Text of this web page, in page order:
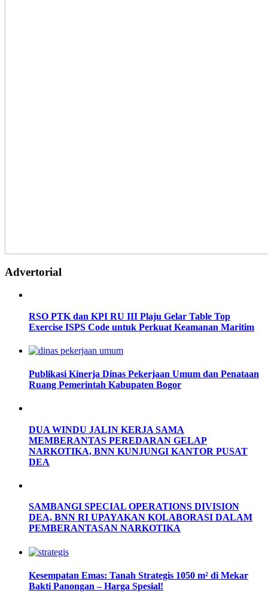
Advertorial
RSO PTK dan KPI RU III Plaju Gelar Table Top
Exercise ISPS Code untuk Perkuat Keamanan Maritim
Publikasi Kinerja Dinas Pekerjaan Umum dan Penataan
Ruang Pemerintah Kabupaten Bogor
DUA WINDU JALIN KERJA SAMA
MEMBERANTAS PEREDARAN GELAP
NARKOTIKA, BNN KUNJUNGI KANTOR PUSAT
DEA
SAMBANGI SPECIAL OPERATIONS DIVISION
DEA, BNN RI UPAYAKAN KOLABORASI DALAM
PEMBERANTASAN NARKOTIKA
Kesempatan Emas: Tanah Strategis 1050 m² di Mekar
Bakti Panongan – Harga Spesial!